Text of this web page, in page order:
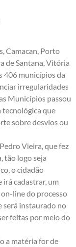
Camacan, Porto
de Santana, Vitória
406 municípios da
irregularidades
Municípios passou
que
sobre desvios ou
Vieira, que fez
tão logo seja
o cidadão
irá cadastrar, um
line do processo
será instaurado no
feitas por meio do
a matéria for de